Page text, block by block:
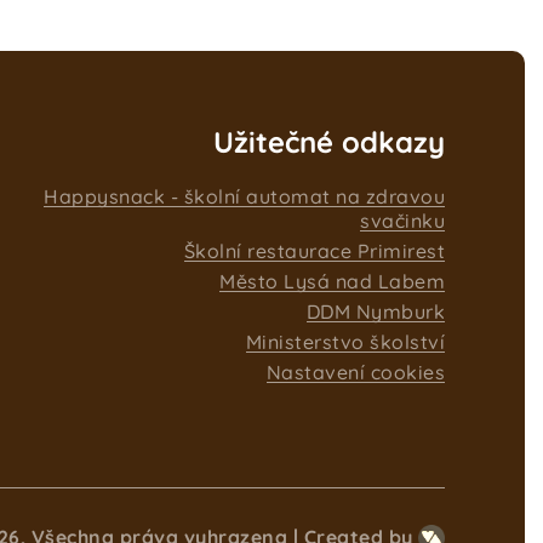
Užitečné odkazy
Happysnack - školní automat na zdravou
svačinku
Školní restaurace Primirest
Město Lysá nad Labem
DDM Nymburk
Ministerstvo školství
Nastavení cookies
Všechna práva vyhrazena Created by